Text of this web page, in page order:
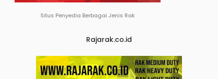
Situs Penyedia Berbagai Jenis Rak
Rajarak.co.id